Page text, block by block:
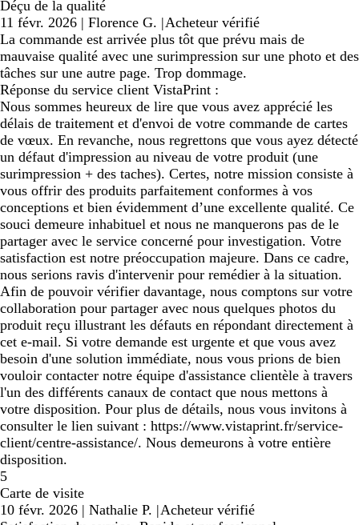
Déçu de la qualité
11 févr. 2026 | Florence G. |Acheteur vérifié
La commande est arrivée plus tôt que prévu mais de
mauvaise qualité avec une surimpression sur une photo et des
tâches sur une autre page. Trop dommage.
Réponse du service client VistaPrint :
Nous sommes heureux de lire que vous avez apprécié les
délais de traitement et d'envoi de votre commande de cartes
de vœux. En revanche, nous regrettons que vous ayez détecté
un défaut d'impression au niveau de votre produit (une
surimpression + des taches). Certes, notre mission consiste à
vous offrir des produits parfaitement conformes à vos
conceptions et bien évidemment d’une excellente qualité. Ce
souci demeure inhabituel et nous ne manquerons pas de le
partager avec le service concerné pour investigation. Votre
satisfaction est notre préoccupation majeure. Dans ce cadre,
nous serions ravis d'intervenir pour remédier à la situation.
Afin de pouvoir vérifier davantage, nous comptons sur votre
collaboration pour partager avec nous quelques photos du
produit reçu illustrant les défauts en répondant directement à
cet e-mail. Si votre demande est urgente et que vous avez
besoin d'une solution immédiate, nous vous prions de bien
vouloir contacter notre équipe d'assistance clientèle à travers
l'un des différents canaux de contact que nous mettons à
votre disposition. Pour plus de détails, nous vous invitons à
consulter le lien suivant : https://www.vistaprint.fr/service-
client/centre-assistance/. Nous demeurons à votre entière
disposition.
5
Carte de visite
10 févr. 2026 | Nathalie P. |Acheteur vérifié